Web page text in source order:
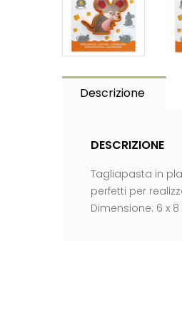
Descrizione
DESCRIZIONE
Tagliapasta in
perfetti per
Dimensione: 6 x 8